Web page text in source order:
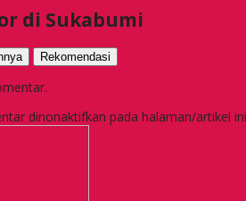
di Sukabumi
Rekomendasi
dinonaktifkan pada halaman/artikel